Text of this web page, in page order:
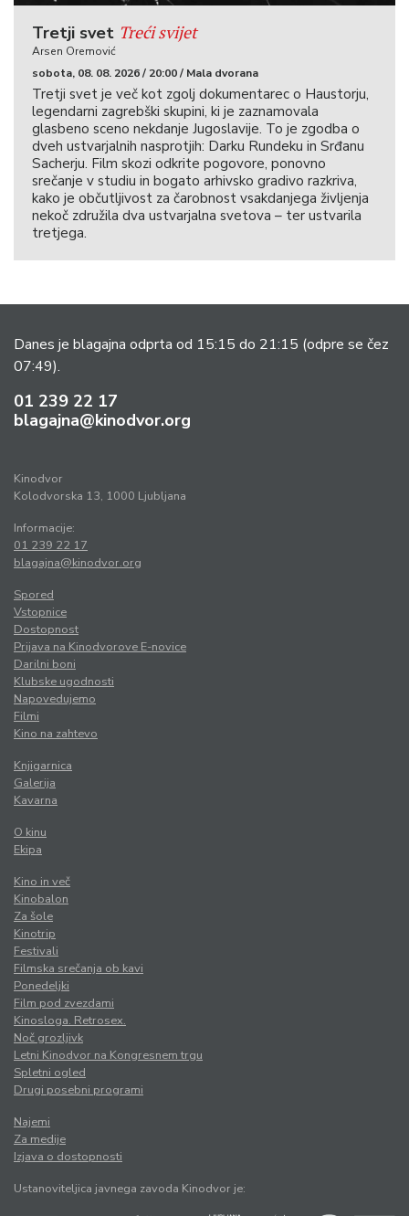
Tretji svet Treći svijet
Arsen Oremović
sobota, 08. 08. 2026 / 20:00 / Mala dvorana
Tretji svet je več kot zgolj dokumentarec o Haustorju,
legendarni zagrebški skupini, ki je zaznamovala
glasbeno sceno nekdanje Jugoslavije. To je zgodba o
dveh ustvarjalnih nasprotjih: Darku Rundeku in Srđanu
Sacherju. Film skozi odkrite pogovore, ponovno
srečanje v studiu in bogato arhivsko gradivo razkriva,
kako je občutljivost za čarobnost vsakdanjega življenja
nekoč združila dva ustvarjalna svetova – ter ustvarila
tretjega.
Danes je blagajna odprta od 15:15 do 21:15 (odpre se čez
07:49).
01 239 22 17
blagajna@kinodvor.org
Kinodvor
Kolodvorska 13, 1000 Ljubljana
Informacije:
01 239 22 17
blagajna@kinodvor.org
Spored
Vstopnice
Dostopnost
Prijava na Kinodvorove E-novice
Darilni boni
Klubske ugodnosti
Napovedujemo
Filmi
Kino na zahtevo
Knjigarnica
Galerija
Kavarna
O kinu
Ekipa
Kino in več
Kinobalon
Za šole
Kinotrip
Festivali
Filmska srečanja ob kavi
Ponedeljki
Film pod zvezdami
Kinosloga. Retrosex.
Noč grozljivk
Letni Kinodvor na Kongresnem trgu
Spletni ogled
Drugi posebni programi
Najemi
Za medije
Izjava o dostopnosti
Ustanoviteljica javnega zavoda Kinodvor je: